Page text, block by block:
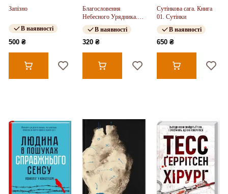
Запізно
В наявності
500 ₴
Благословення
Небесного Урядника.
Том 2
В наявності
320 ₴
Сутінкова сага. Книга
01. Сутінки
В наявності
650 ₴